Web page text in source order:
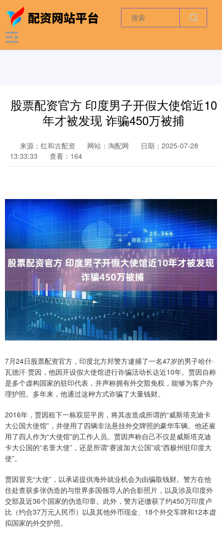
股票配资官方 印度男子开假大使馆近10
年才被发现 诈骗450万被捕
来源：红和古配资 网站：淘配网
日期：2025-07-28
13:33:33
查看：164
7月24日股票配资官方，印度北方邦警方逮捕了一名47岁的男子哈什·
瓦德汗·贾因，他因开设假大使馆进行诈骗活动长达近10年。贾因自称
是多个虚构国家的驻印代表，并声称拥有外交豁免权，能够为客户办
理护照。多年来，他通过这种方式诈骗了大量钱财。
2016年，贾因租下一栋双层平房，将其改造成所谓的“威斯塔克迪卡
大公国大使馆”，并使用了四辆非法悬挂外交牌照的豪华车辆。他还雇
用了四人作为“大使馆”的工作人员。贾因声称自己不仅是威斯塔克迪
卡大公国的“名誉大使”，还是所谓“赛波加大公国”或“西极州驻印度大
使”。
贾因冒充“大使”，以承诺提供海外就业机会为由骗取钱财。警方在他
住处查获多张伪造的与世界多国领导人的合影照片，以及涉及印度外
交部及近36个国家的伪造印章。此外，警方还缴获了约450万印度卢
比（约合37万元人民币）以及其他外币现金、18个外交车牌和12本虚
拟国家的外交护照。